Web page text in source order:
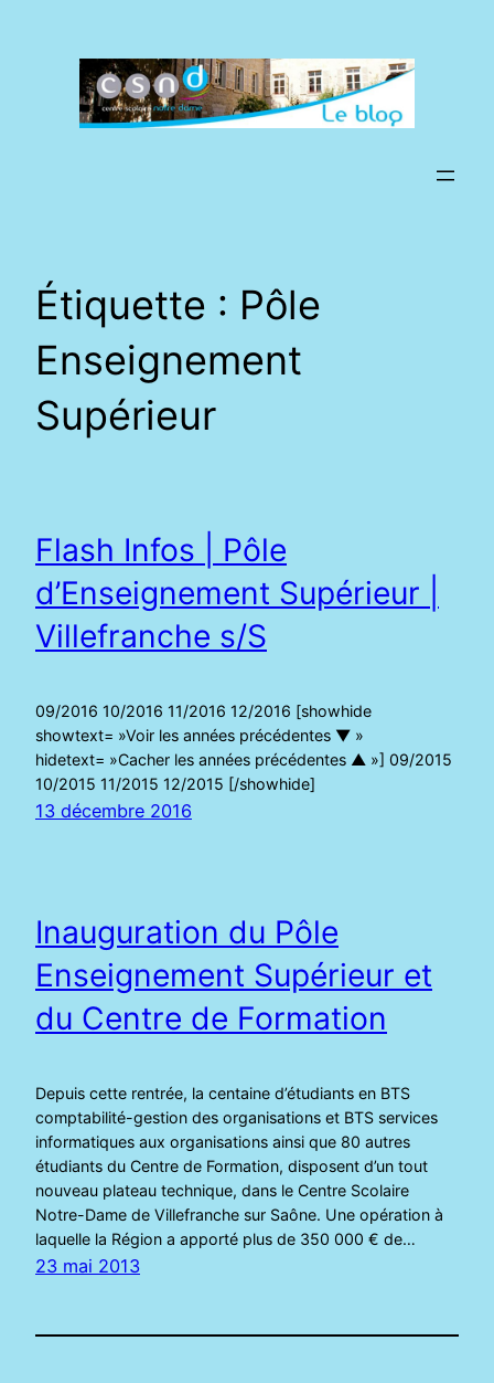
Étiquette : Pôle
Enseignement
Supérieur
Flash Infos | Pôle
d’Enseignement Supérieur |
Villefranche s/S
09/2016 10/2016 11/2016 12/2016 [showhide
showtext= »Voir les années précédentes ▼ »
hidetext= »Cacher les années précédentes ▲ »] 09/2015
10/2015 11/2015 12/2015 [/showhide]
13 décembre 2016
Inauguration du Pôle
Enseignement Supérieur et
du Centre de Formation
Depuis cette rentrée, la centaine d’étudiants en BTS
comptabilité-gestion des organisations et BTS services
informatiques aux organisations ainsi que 80 autres
étudiants du Centre de Formation, disposent d’un tout
nouveau plateau technique, dans le Centre Scolaire
Notre-Dame de Villefranche sur Saône. Une opération à
laquelle la Région a apporté plus de 350 000 € de…
23 mai 2013